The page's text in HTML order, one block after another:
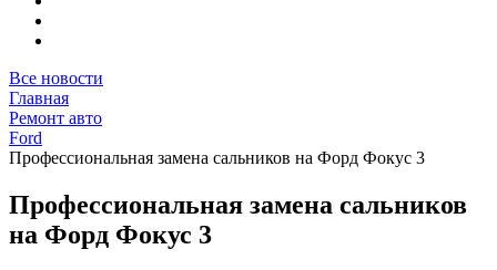
Все новости
Главная
Ремонт авто
Ford
Профессиональная замена сальников на Форд Фокус 3
Профессиональная замена сальников
на Форд Фокус 3